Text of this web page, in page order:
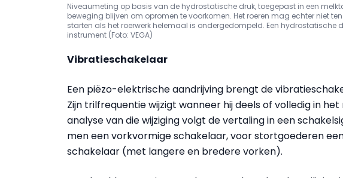
Niveaumeting op basis van de hydrostatische druk, toegepast in een
beweging blijven om opromen te voorkomen. Het roeren mag echter niet
starten als het roerwerk helemaal is ondergedompeld. Een hydrostatische
instrument (Foto: VEGA)
Vibratieschakelaar
Een piëzo-elektrische aandrijving brengt de
Zijn trilfrequentie wijzigt wanneer hij deels of volledig in
analyse van die wijziging volgt de vertaling in een
men een vorkvormige schakelaar, voor stortgoederen
schakelaar (met langere en bredere vorken).